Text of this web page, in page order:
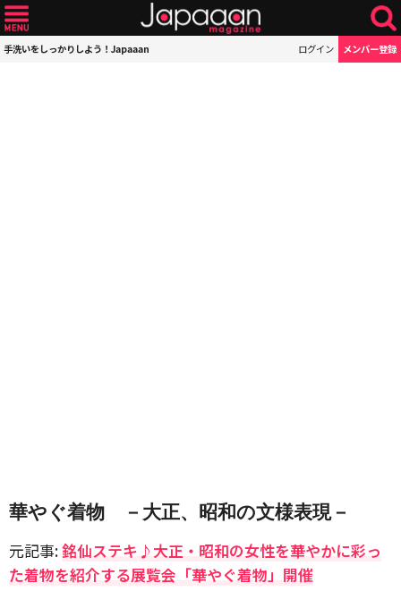
手洗いをしっかりしよう！Japaaan ログイン メンバー登録
華やぐ着物 －大正、昭和の文様表現－
元記事:銘仙ステキ♪大正・昭和の女性を華やかに彩っ
た着物を紹介する展覧会「華やぐ着物」開催